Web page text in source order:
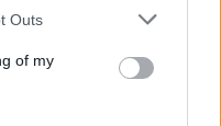
Outs
of my
žaidėjų,
olimpiadoje